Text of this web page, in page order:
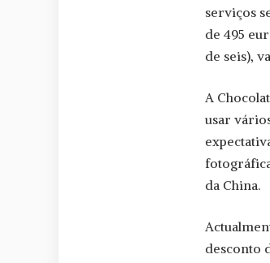
serviços
de 495
de seis),
A
usar
da China.
desconto